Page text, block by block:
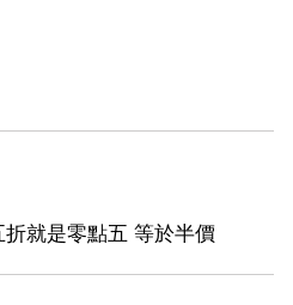
就是零點五 等於半價